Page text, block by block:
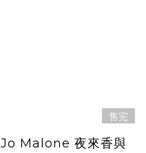
售完
Jo Malone 夜來香與